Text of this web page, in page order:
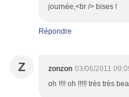
journée,<br /> bises !
Répondre
Z zonzon 03/06/2011
oh !!!! oh !!!!! très très